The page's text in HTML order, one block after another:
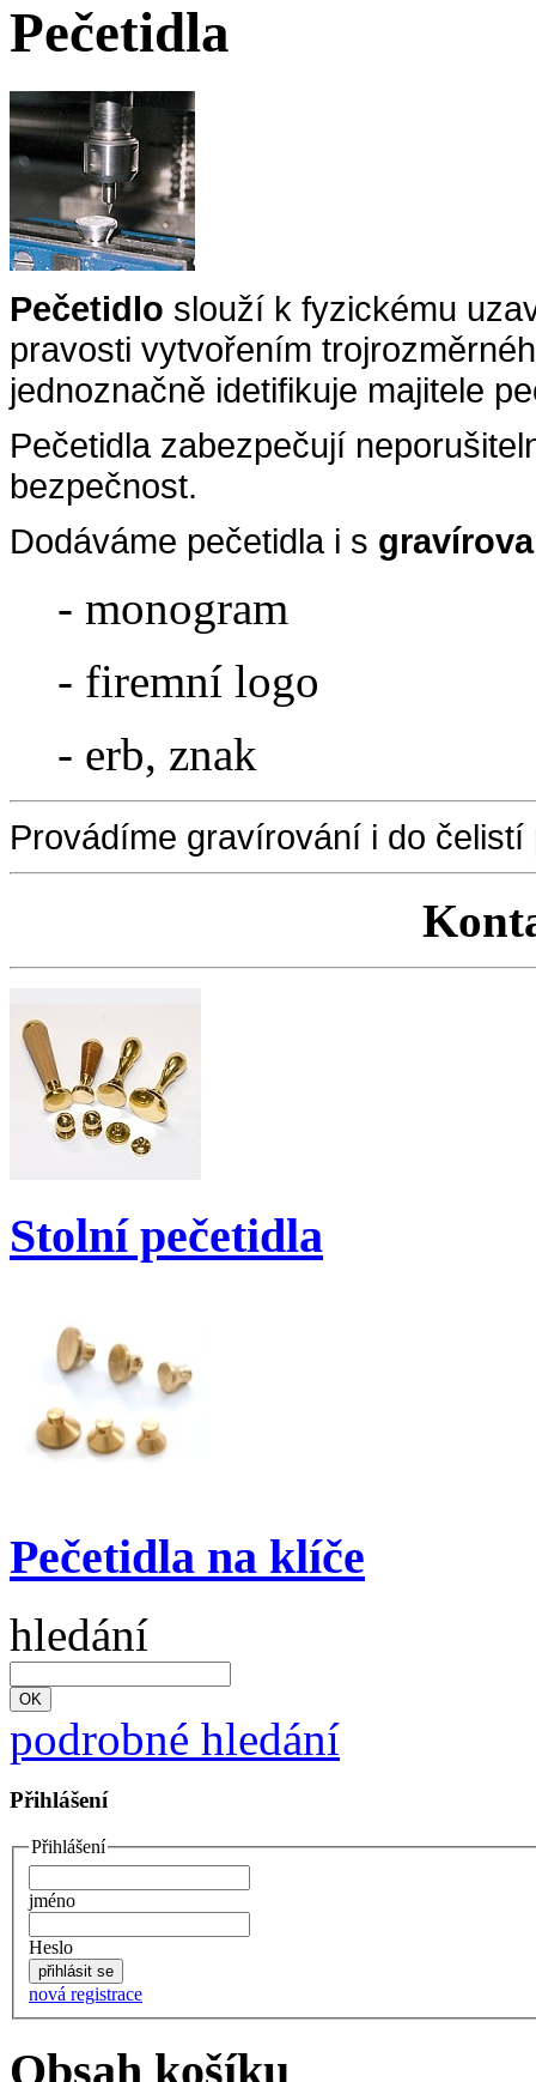
Pečetidla
Pečetidlo slouží k fyzickému
pravosti vytvořením
jednoznačně idetifikuje majitele
Pečetidla zabezpečují
bezpečnost.
Dodáváme pečetidla i s
- monogram
- firemní logo
- erb, znak
Provádíme gravírování i do
Stolní pečetidla
Pečetidla na klíče
hledání
podrobné hledání
Přihlášení
Přihlášení
jméno
Heslo
nová registrace
Obsah košíku